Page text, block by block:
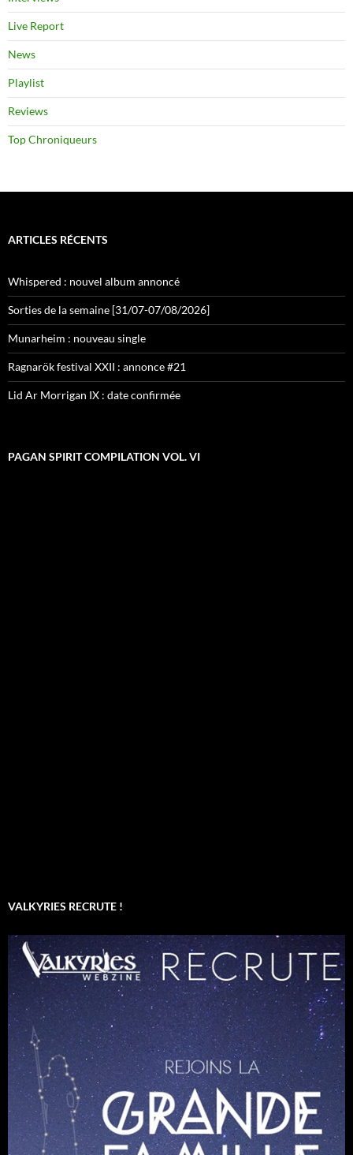
Live Report
News
Playlist
Reviews
Top Chroniqueurs
ARTICLES RÉCENTS
Whispered : nouvel album annoncé
Sorties de la semaine [31/07-07/08/2026]
Munarheim : nouveau single
Ragnarök festival XXII : annonce #21
Lid Ar Morrigan IX : date confirmée
PAGAN SPIRIT COMPILATION VOL. VI
VALKYRIES RECRUTE !